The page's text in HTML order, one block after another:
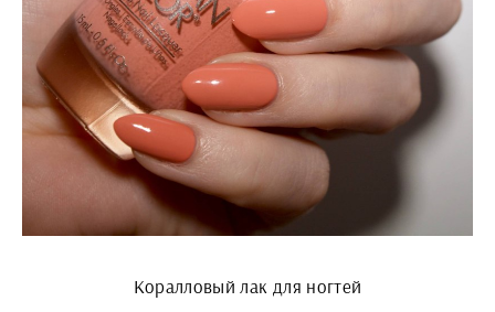
Коралловый лак для ногтей